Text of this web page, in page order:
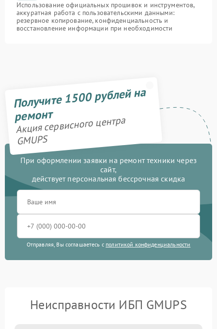
Использование официальных прошивок и инструментов,
аккуратная работа с пользовательскими данными:
резервное копирование, конфиденциальность и
восстановление информации при необходимости
Получите 1500 рублей на
ремонт
Акция сервисного центра
GMUPS
При оформлении заявки на ремонт техники через
сайт,
действует персональная бессрочная скидка
Отправляя, Вы соглашаетесь с политикой конфиденциальности
Неисправности ИБП GMUPS